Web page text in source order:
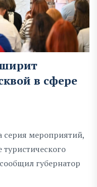
в сфере
серия мероприятий,
губернатор